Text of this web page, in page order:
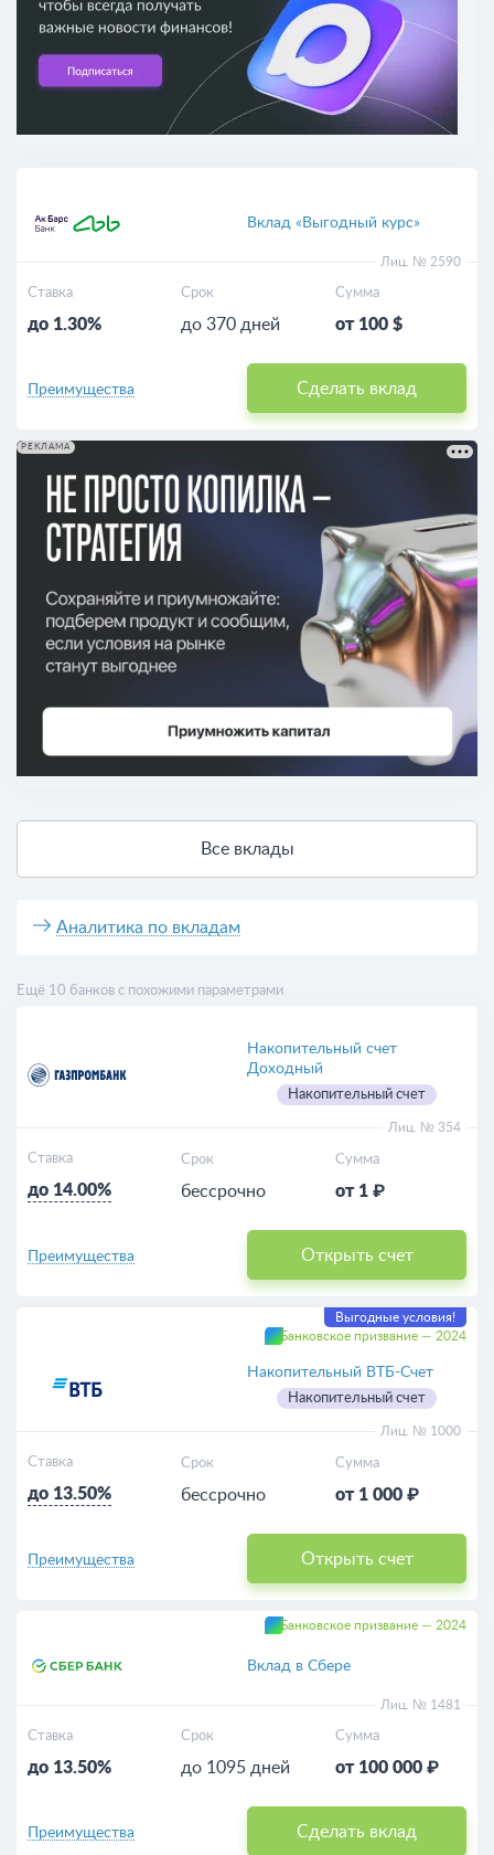
Вклад «Выгодный курс»
Лиц. № 2590
Ставка
до 1.30%
Срок
до 370 дней
Сумма
от 100 $
Сделать вклад
Преимущества
РЕКЛАМА
Все вклады
Аналитика по вкладам
Ещё 10 банков с похожими параметрами
Накопительный счет
Доходный
Накопительный счет
Лиц. № 354
Ставка
до 14.00%
Срок
бессрочно
Сумма
от 1 ₽
Открыть счет
Преимущества
Выгодные условия!
Банковское призвание — 2024
Накопительный ВТБ-Счет
Накопительный счет
Лиц. № 1000
Ставка
до 13.50%
Срок
бессрочно
Сумма
от 1 000 ₽
Открыть счет
Преимущества
Банковское призвание — 2024
Вклад в Сбере
Лиц. № 1481
Ставка
до 13.50%
Срок
до 1095 дней
Сумма
от 100 000 ₽
Сделать вклад
Преимущества